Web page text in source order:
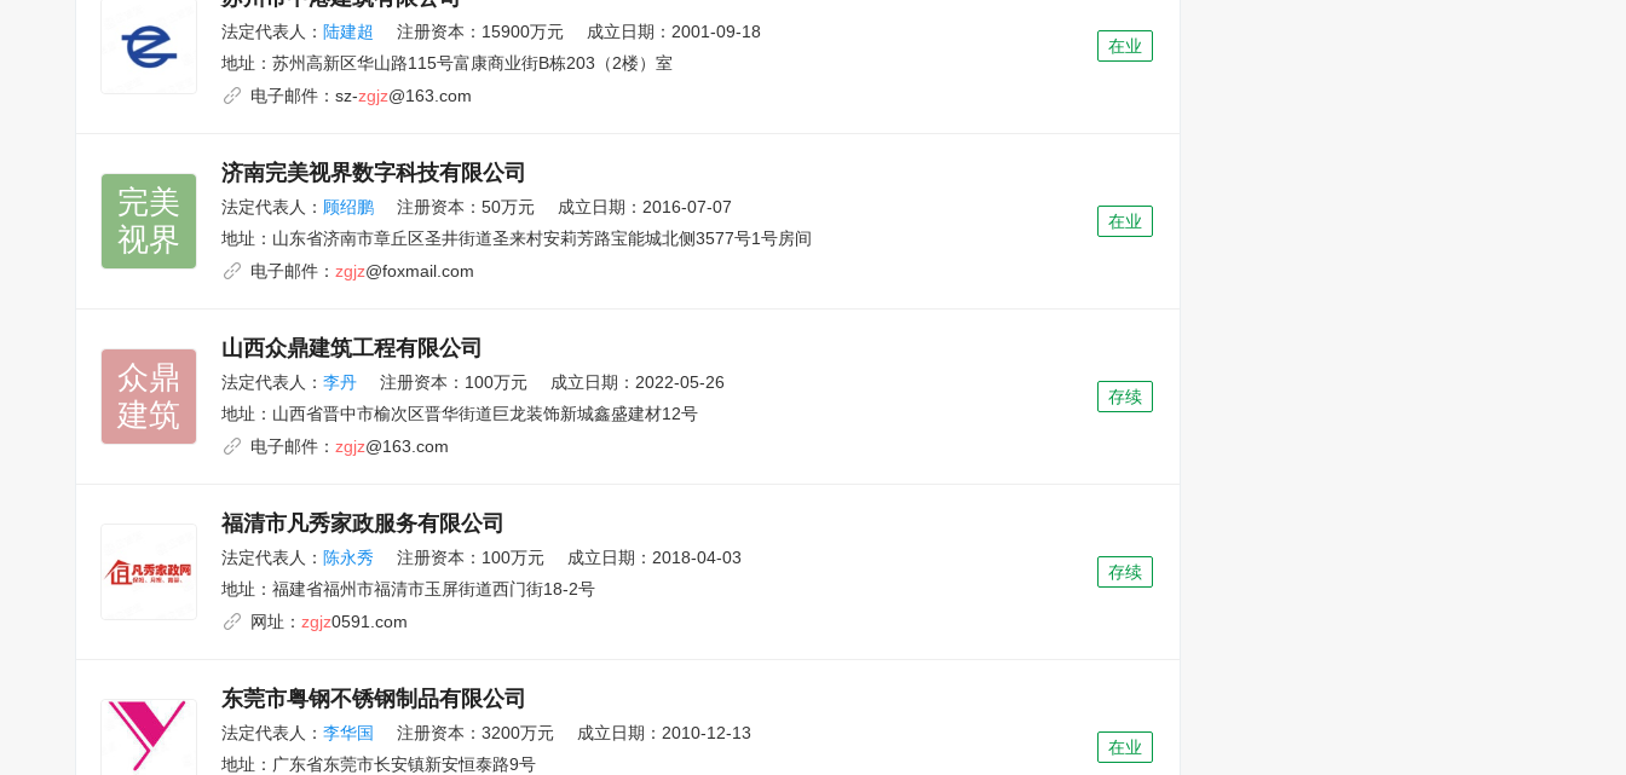
法定代表人： 陆建超 注册资本：15900万元
成立日期：2001-09-18
地址： 苏州高新区华山路115号富康商业街B栋203（2楼）室
电子邮件： sz-zgjz@163.com
在业
完美
视界
济南完美视界数字科技有限公司
法定代表人： 顾绍鹏 注册资本：50万元
成立日期：2016-07-07
地址： 山东省济南市章丘区圣井街道圣来村安莉芳路宝能城北侧3577号1号房间
电子邮件： zgjz@foxmail.com
在业
众鼎
建筑
山西众鼎建筑工程有限公司
法定代表人： 李丹 注册资本：100万元
成立日期：2022-05-26
地址： 山西省晋中市榆次区晋华街道巨龙装饰新城鑫盛建材12号
电子邮件： zgjz@163.com
存续
福清市凡秀家政服务有限公司
法定代表人： 陈永秀 注册资本：100万元
成立日期：2018-04-03
地址： 福建省福州市福清市玉屏街道西门街18-2号
网址： zgjz0591.com
存续
东莞市粤钢不锈钢制品有限公司
法定代表人： 李华国 注册资本：3200万元
成立日期：2010-12-13
地址： 广东省东莞市长安镇新安恒泰路9号
在业